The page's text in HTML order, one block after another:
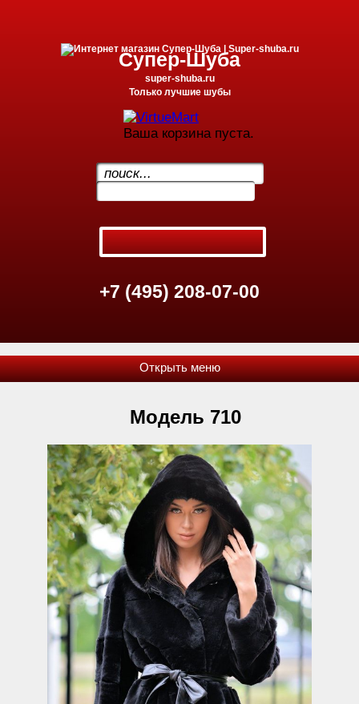
Супер-Шуба
super-shuba.ru
Только лучшие шубы
Ваша корзина пуста.
.
+7 (495) 208-07-00
Модель 710